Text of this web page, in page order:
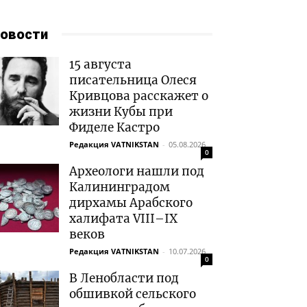
15 августа
писательница Олеся
Кривцова расскажет о
жизни Кубы при
Фиделе Кастро
Редакция VATNIKSTAN - 05.08.2026
0
Археологи нашли под
Калининградом
дирхамы Арабского
халифата VIII–IX
веков
Редакция VATNIKSTAN - 10.07.2026
0
В Ленобласти под
обшивкой сельского